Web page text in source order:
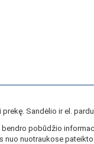
prekę. Sandėlio ir el.
bendro pobūdžio
nuo nuotraukose pateikto